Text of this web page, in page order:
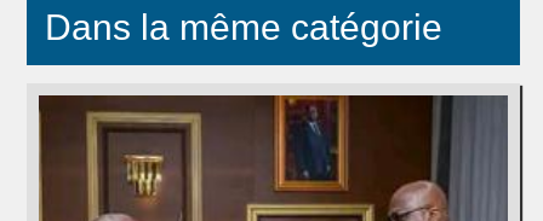
Dans la même catégorie